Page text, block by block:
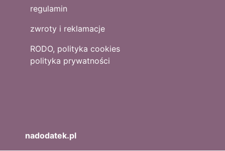
regulamin
zwroty i reklamacje
RODO, polityka cookies
polityka prywatności
nadodatek.pl